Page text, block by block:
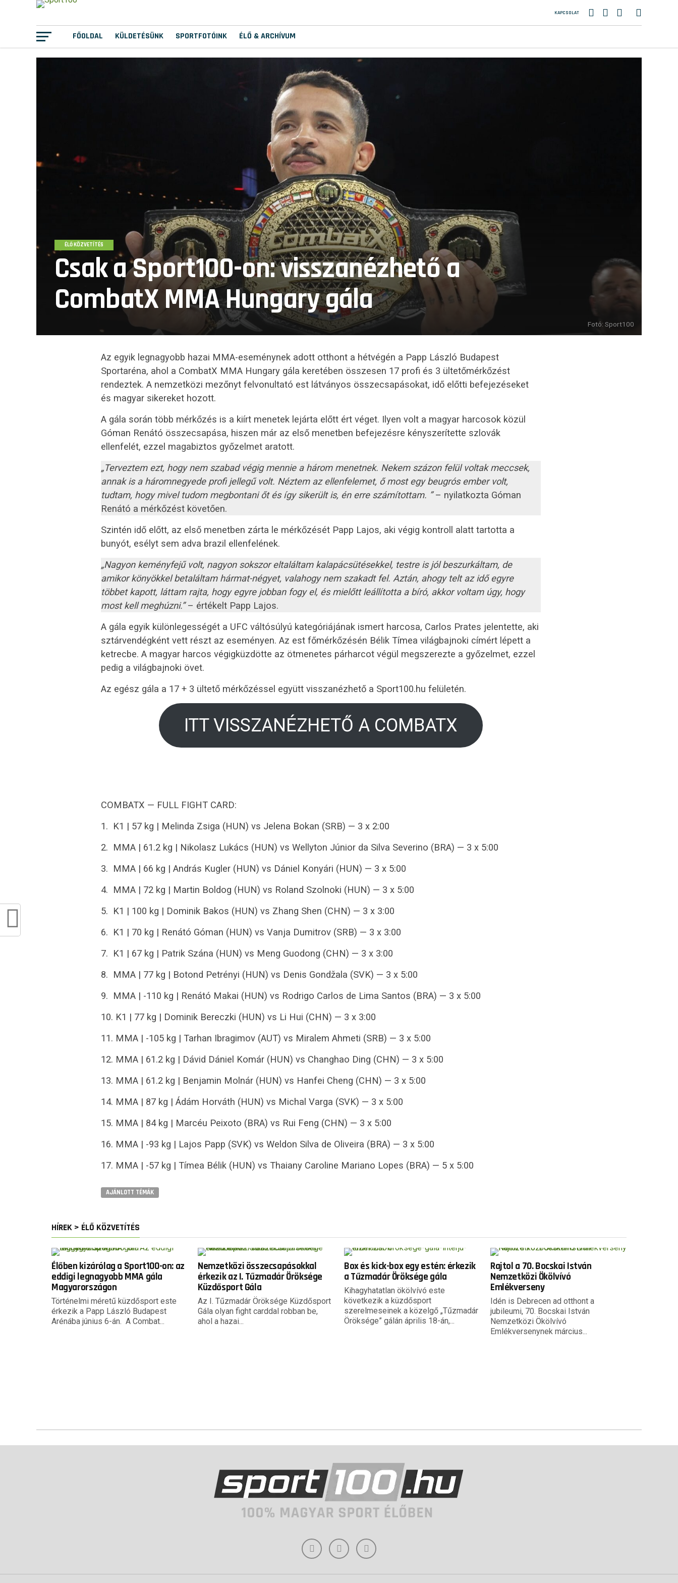
KAPCSOLAT
FŐOLDAL KÜLDETÉSÜNK SPORTFOTÓINK ÉLŐ & ARCHÍVUM
ÉLŐ KÖZVETÍTÉS
Csak a Sport100-on: visszanézhető a
CombatX MMA Hungary gála
Fotó: Sport100
Az egyik legnagyobb hazai MMA-eseménynek adott otthont a hétvégén a Papp László Budapest
Sportaréna, ahol a CombatX MMA Hungary gála keretében összesen 17 profi és 3 ültetőmérkőzést
rendeztek. A nemzetközi mezőnyt felvonultató est látványos összecsapásokat, idő előtti befejezéseket
és magyar sikereket hozott.
A gála során több mérkőzés is a kiírt menetek lejárta előtt ért véget. Ilyen volt a magyar harcosok közül
Góman Renátó összecsapása, hiszen már az első menetben befejezésre kényszerítette szlovák
ellenfelét, ezzel magabiztos győzelmet aratott.
„Terveztem ezt, hogy nem szabad végig mennie a három menetnek. Nekem százon felül voltak meccsek,
annak is a háromnegyede profi jellegű volt. Néztem az ellenfelemet, ő most egy beugrós ember volt,
tudtam, hogy mivel tudom megbontani őt és így sikerült is, én erre számítottam. ”– nyilatkozta Góman
Renátó a mérkőzést követően.
Szintén idő előtt, az első menetben zárta le mérkőzését Papp Lajos, aki végig kontroll alatt tartotta a
bunyót, esélyt sem adva brazil ellenfelének.
„Nagyon keményfejű volt, nagyon sokszor eltaláltam kalapácsütésekkel, testre is jól beszurkáltam, de
amikor könyökkel betaláltam hármat-négyet, valahogy nem szakadt fel. Aztán, ahogy telt az idő egyre
többet kapott, láttam rajta, hogy egyre jobban fogy el, és mielőtt leállította a bíró, akkor voltam úgy, hogy
most kell meghúzni.”– értékelt Papp Lajos.
A gála egyik különlegességét a UFC váltósúlyú kategóriájának ismert harcosa, Carlos Prates jelentette, aki
sztárvendégként vett részt az eseményen. Az est főmérkőzésén Bélik Tímea világbajnoki címért lépett a
ketrecbe. A magyar harcos végigküzdötte az ötmenetes párharcot végül megszerezte a győzelmet, ezzel
pedig a világbajnoki övet.
Az egész gála a 17 + 3 ültető mérkőzéssel együtt visszanézhető a Sport100.hu felületén.
ITT VISSZANÉZHETŐ A COMBATX
COMBATX — FULL FIGHT CARD:
1. K1 | 57 kg | Melinda Zsiga (HUN) vs Jelena Bokan (SRB) — 3 x 2:00
2. MMA | 61.2 kg | Nikolasz Lukács (HUN) vs Wellyton Júnior da Silva Severino (BRA) — 3 x 5:00
3. MMA | 66 kg | András Kugler (HUN) vs Dániel Konyári (HUN) — 3 x 5:00
4. MMA | 72 kg | Martin Boldog (HUN) vs Roland Szolnoki (HUN) — 3 x 5:00
5. K1 | 100 kg | Dominik Bakos (HUN) vs Zhang Shen (CHN) — 3 x 3:00
6. K1 | 70 kg | Renátó Góman (HUN) vs Vanja Dumitrov (SRB) — 3 x 3:00
7. K1 | 67 kg | Patrik Szána (HUN) vs Meng Guodong (CHN) — 3 x 3:00
8. MMA | 77 kg | Botond Petrényi (HUN) vs Denis Gondžala (SVK) — 3 x 5:00
9. MMA | -110 kg | Renátó Makai (HUN) vs Rodrigo Carlos de Lima Santos (BRA) — 3 x 5:00
10. K1 | 77 kg | Dominik Bereczki (HUN) vs Li Hui (CHN) — 3 x 3:00
11. MMA | -105 kg | Tarhan Ibragimov (AUT) vs Miralem Ahmeti (SRB) — 3 x 5:00
12. MMA | 61.2 kg | Dávid Dániel Komár (HUN) vs Changhao Ding (CHN) — 3 x 5:00
13. MMA | 61.2 kg | Benjamin Molnár (HUN) vs Hanfei Cheng (CHN) — 3 x 5:00
14. MMA | 87 kg | Ádám Horváth (HUN) vs Michal Varga (SVK) — 3 x 5:00
15. MMA | 84 kg | Marcéu Peixoto (BRA) vs Rui Feng (CHN) — 3 x 5:00
16. MMA | -93 kg | Lajos Papp (SVK) vs Weldon Silva de Oliveira (BRA) — 3 x 5:00
17. MMA | -57 kg | Tímea Bélik (HUN) vs Thaiany Caroline Mariano Lopes (BRA) — 5 x 5:00
AJÁNLOTT TÉMÁK
HÍREK > ÉLŐ KÖZVETÍTÉS
Élőben kizárólag a Sport100-on: az
eddigi legnagyobb MMA gála
Magyarországon
Történelmi méretű küzdősport este
érkezik a Papp László Budapest
Arénába június 6-án. A Combat...
Nemzetközi összecsapásokkal
érkezik az I. Tűzmadár Öröksége
Küzdősport Gála
Az I. Tűzmadár Öröksége Küzdősport
Gála olyan fight carddal robban be,
ahol a hazai...
Box és kick-box egy estén: érkezik
a Tűzmadár Öröksége gála
Kihagyhatatlan ökölvívó este
következik a küzdősport
szerelmeseinek a közelgő „Tűzmadár
Öröksége” gálán április 18-án,...
Rajtol a 70. Bocskai István
Nemzetközi Ökölvívó
Emlékverseny
Idén is Debrecen ad otthont a
jubileumi, 70. Bocskai István
Nemzetközi Ökölvívó
Emlékversenynek március...